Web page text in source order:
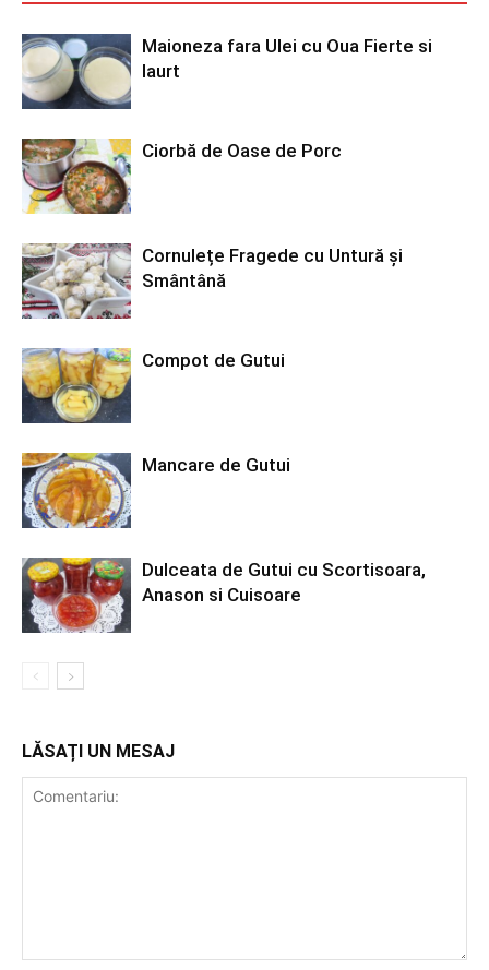
Maioneza fara Ulei cu Oua Fierte si
Iaurt
Ciorbă de Oase de Porc
Cornulețe Fragede cu Untură și
Smântână
Compot de Gutui
Mancare de Gutui
Dulceata de Gutui cu Scortisoara,
Anason si Cuisoare
LĂSAȚI UN MESAJ